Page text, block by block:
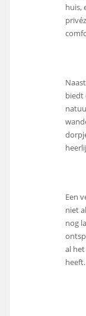
huis,
biedt
Een
niet
nog
al
heeft.